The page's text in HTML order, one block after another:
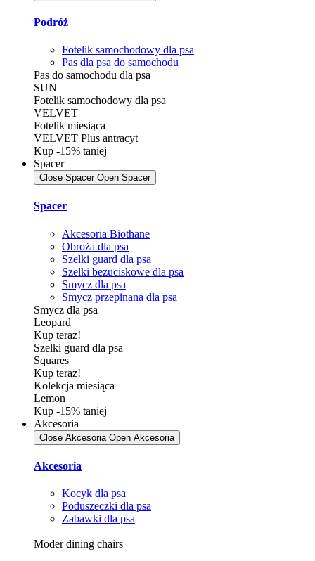
Podróż
Fotelik samochodowy dla psa
Pas dla psa do samochodu
Pas do samochodu dla psa
SUN
Fotelik samochodowy dla psa
VELVET
Fotelik miesiąca
VELVET Plus antracyt
Kup -15% taniej
Spacer
Close Spacer Open Spacer
Spacer
Akcesoria Biothane
Obroża dla psa
Szelki guard dla psa
Szelki bezuciskowe dla psa
Smycz dla psa
Smycz przepinana dla psa
Smycz dla psa
Leopard
Kup teraz!
Szelki guard dla psa
Squares
Kup teraz!
Kolekcja miesiąca
Lemon
Kup -15% taniej
Akcesoria
Close Akcesoria Open Akcesoria
Akcesoria
Kocyk dla psa
Poduszeczki dla psa
Zabawki dla psa
Moder dining chairs